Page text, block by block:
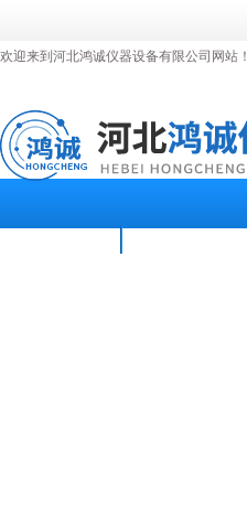
欢迎来到河北鸿诚仪器设备有限公司网站！